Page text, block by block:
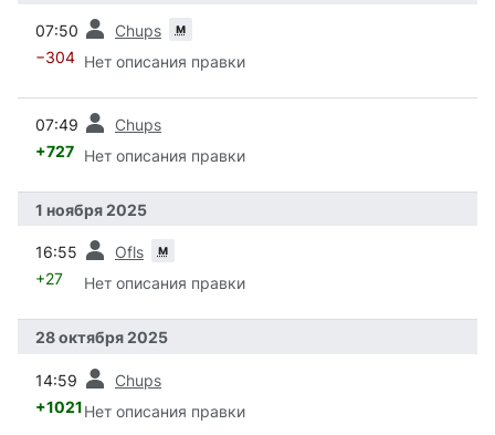
07:50 Chups м
−304 Нет описания правки
07:49 Chups
+727 Нет описания правки
1 ноября 2025
16:55 Ofls м
+27 Нет описания правки
28 октября 2025
14:59 Chups
+1021Нет описания правки